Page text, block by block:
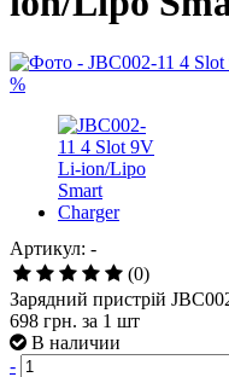
%
Артикул: -
(0)
Зарядний пристрій
698 грн. за 1 шт
В наличии
-